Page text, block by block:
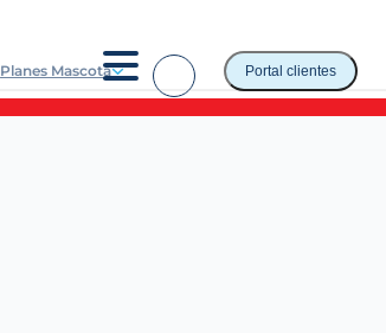
Planes Mascota Portal clientes